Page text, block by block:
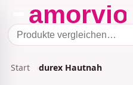
Start durex Hautnah